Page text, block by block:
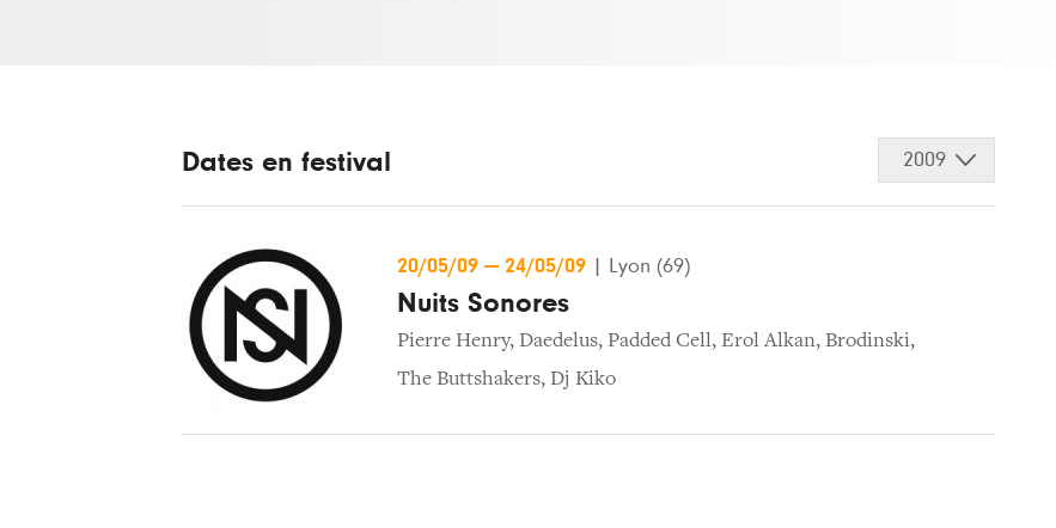
Dates en festival 2009
20/05/09 — 24/05/09 Lyon (69)
Nuits Sonores
Pierre Henry, Daedelus, Padded Cell, Erol Alkan, Brodinski,
The Buttshakers, Dj Kiko